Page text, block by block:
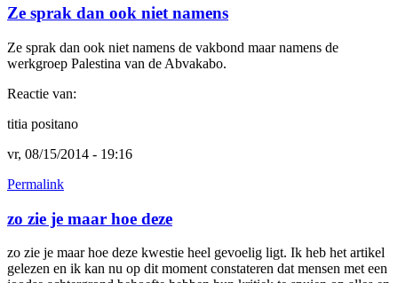
Ze sprak dan ook niet namens
Ze sprak dan ook niet namens de vakbond maar namens de
werkgroep Palestina van de Abvakabo.
Reactie van:
titia positano
vr, 08/15/2014 - 19:16
Permalink
zo zie je maar hoe deze
zo zie je maar hoe deze kwestie heel gevoelig ligt. Ik heb het artikel
gelezen en ik kan nu op dit moment constateren dat mensen met een